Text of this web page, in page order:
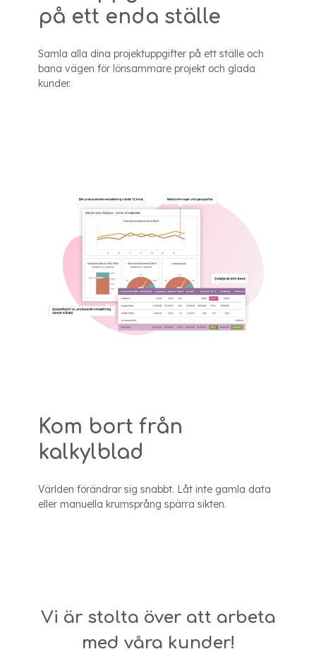
på ett enda ställe
Samla alla dina projektuppgifter på ett ställe och
bana vägen för lönsammare projekt och glada
kunder.
Kom bort från
kalkylblad
Världen förändrar sig snabbt. Låt inte gamla data
eller manuella krumsprång spärra sikten.
Vi är stolta över att arbeta
med våra kunder!